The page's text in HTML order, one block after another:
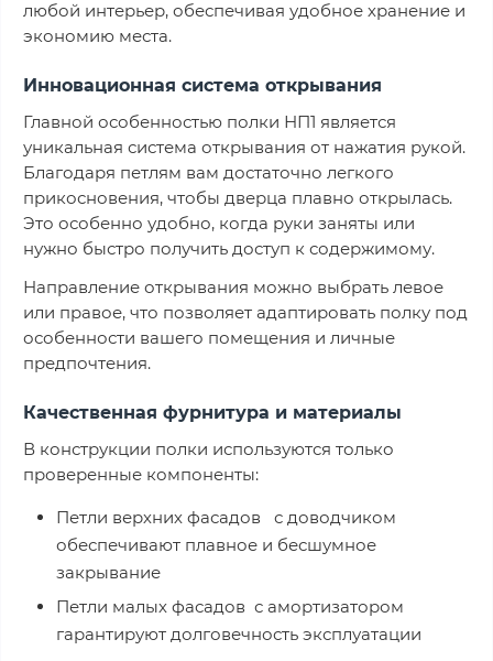
любой интерьер, обеспечивая удобное хранение и
экономию места.
Инновационная система открывания
Главной особенностью полки НП1 является
уникальная система открывания от нажатия рукой.
Благодаря петлям вам достаточно легкого
прикосновения, чтобы дверца плавно открылась.
Это особенно удобно, когда руки заняты или
нужно быстро получить доступ к содержимому.
Направление открывания можно выбрать левое
или правое, что позволяет адаптировать полку под
особенности вашего помещения и личные
предпочтения.
Качественная фурнитура и материалы
В конструкции полки используются только
проверенные компоненты:
Петли верхних фасадов с доводчиком
обеспечивают плавное и бесшумное
закрывание
Петли малых фасадов с амортизатором
гарантируют долговечность эксплуатации